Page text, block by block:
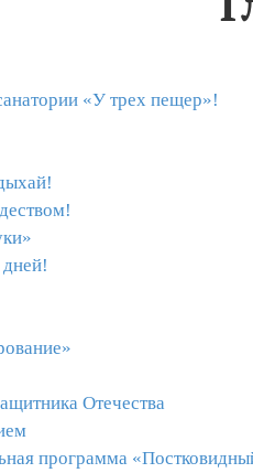
«У трех пещер»!
Отечества
программа